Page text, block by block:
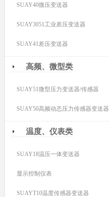
SUAY40微压变送器
SUAY3051工业差压变送器
SUAY41差压变送器
高频、微型类
SUAY51微型压力变送器/传感器
SUAY50高频动态压力传感器变送器
温度、仪表类
SUAY18温压一体变送器
显示控制仪表
SUAYT10温度传感器变送器